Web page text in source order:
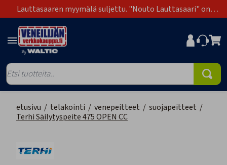
Lauttasaaren myymälä suljettu. "Nouto Lauttasaari" on
poistunut toimitustapavaihtoehdoista.
etusivu / telakointi / venepeitteet / suojapeitteet /
Terhi Säilytyspeite 475 OPEN CC